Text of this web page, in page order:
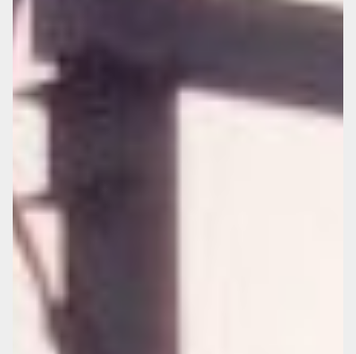
英国発
で楽しめるカス
タムバイクライ
フ】
ク、シンプル。
MUTTを駆って
新しいライフス
タイルを楽しみ
ましょう。
ore